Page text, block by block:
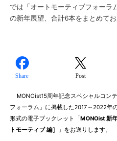
では「オートモーティブフォーラ
の新年展望、合計6本をまとめてお
Share Post
MONOist15周年記念スペシャルコン
フォーラム」に掲載した2017～2022年
形式の電子ブックレット「 MONOist 新
トモーティブ 編］
」をお送りします。